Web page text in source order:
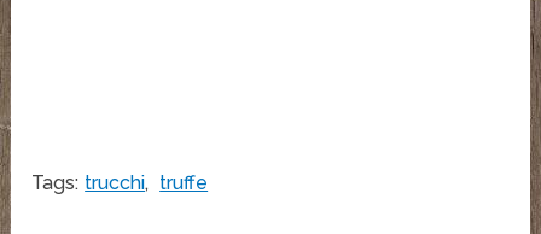
Tags: trucchi, truffe